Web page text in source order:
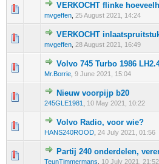
VERKOCHT flinke
mvgeffen 25 August 2021, 14:24
0 stem - 0 van 5
12345
VERKOCHT
mvgeffen 28 August 2021, 16:49
0 stem - 0 van 5
12345
Volvo 745 Turbo 1986
Mr.Borrie 9 June 2021, 15:04
0 stem - 0 van 5
12345
Nieuw voorpijp b20
245GLE1981 10 May 2021, 10:22
0 stem - 0 van 5
1
Volvo Radio, voor wie?
HANS240ROOD 24 July 2021, 01:56
0 stem - 0 van 5
1234
Partij 240 onderdelen,
TeunTimmermans 10 July 2021, 21:52
0 stem - 0 van 5
123 45